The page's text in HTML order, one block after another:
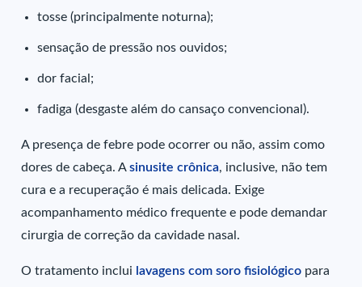
tosse (principalmente noturna);
sensação de pressão nos ouvidos;
dor facial;
fadiga (desgaste além do cansaço convencional).
A presença de febre pode ocorrer ou não, assim como
dores de cabeça. Asinusite crônica, inclusive, não tem
cura e a recuperação é mais delicada. Exige
acompanhamento médico frequente e pode demandar
cirurgia de correção da cavidade nasal.
O tratamento inclui lavagens com soro fisiológico para